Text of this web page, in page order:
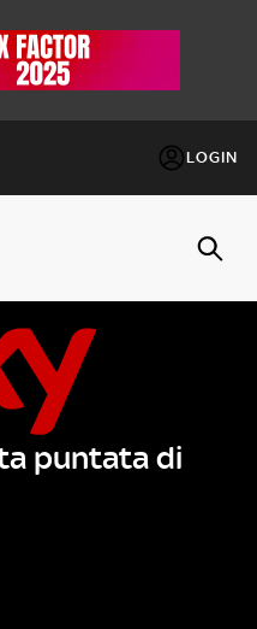
LOGIN
FACTOR
puntata di